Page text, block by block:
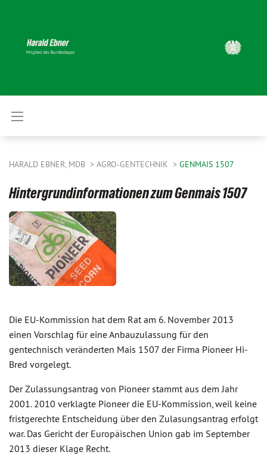
HARALD EBNER, MDB AGRO-GENTECHNIK GENMAIS 1507
Hintergrundinformationen zum Genmais 1507
Die EU-Kommission hat dem Rat am 6. November 2013
einen Vorschlag für eine Anbauzulassung für den
gentechnisch veränderten Mais 1507 der Firma Pioneer Hi-
Bred vorgelegt.
Der Zulassungsantrag von Pioneer stammt aus dem Jahr
2001. 2010 verklagte Pioneer die EU-Kommission, weil keine
fristgerechte Entscheidung über den Zulasungsantrag erfolgt
war. Das Gericht der Europäischen Union gab im September
2013 dieser Klage Recht.